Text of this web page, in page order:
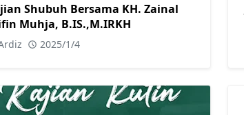
Shubuh Bersama KH. Zainal
Muhja, B.IS.,M.IRKH
2025/1/4